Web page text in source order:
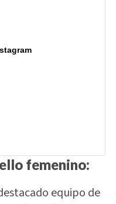
femenino:
equipo de